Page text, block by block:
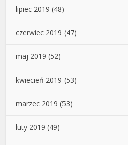
lipiec 2019 (48)
czerwiec 2019 (47)
maj 2019 (52)
kwiecień 2019 (53)
marzec 2019 (53)
luty 2019 (49)